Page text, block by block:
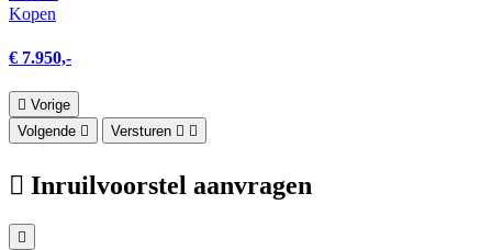
Kopen
€ 7.950,-
Vorige
Volgende
Versturen
Inruilvoorstel aanvragen